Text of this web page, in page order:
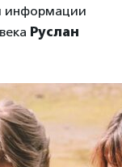
информации
Руслан